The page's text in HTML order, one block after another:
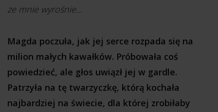
ze mnie wyrośnie…
Magda poczuła, jak jej serce rozpada się na
milion małych kawałków. Próbowała coś
powiedzieć, ale głos uwiązł jej w gardle.
Patrzyła na tę twarzyczkę, którą kochała
najbardziej na świecie, dla której zrobiłaby